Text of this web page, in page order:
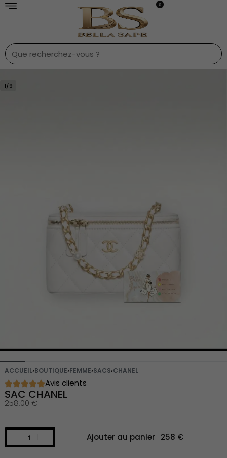
0
1/9
ACCUEIL›BOUTIQUE›FEMME›SACS›CHANEL
Avis clients
SAC CHANEL
258,00 €
Ajouter au panier